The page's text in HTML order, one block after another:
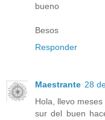
bueno
Besos
Responder
Maestrante 28
Hola, llevo
sur del buen